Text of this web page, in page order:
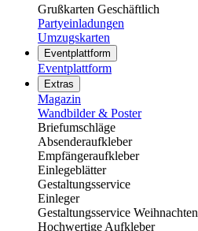
Grußkarten Geschäftlich
Partyeinladungen
Umzugskarten
Eventplattform
Eventplattform
Extras
Magazin
Wandbilder & Poster
Briefumschläge
Absenderaufkleber
Empfängeraufkleber
Einlegeblätter
Gestaltungsservice
Einleger
Gestaltungsservice Weihnachten
Hochwertige Aufkleber